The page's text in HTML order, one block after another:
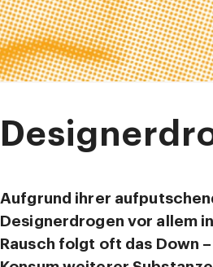
Aufgrund ihrer
Designerdrogen vor allem
Rausch folgt oft das Down